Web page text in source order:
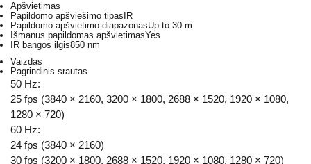
Apšvietimas
Papildomo apšviešimo tipas IR
Papildomo apšvietimo diapazonasUp to 30 m
Išmanus papildomas apšvietimasYes
IR bangos ilgis850 nm
Vaizdas
Pagrindinis srautas
50 Hz:
25 fps (3840 × 2160, 3200 × 1800, 2688 × 1520, 1920 × 1080,
1280 × 720)
60 Hz:
24 fps (3840 × 2160)
30 fps (3200 × 1800, 2688 × 1520, 1920 × 1080, 1280 × 720)